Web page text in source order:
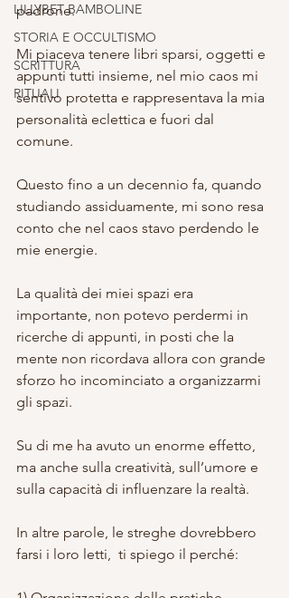
LILLYBET BAMBOLINE
STORIA E OCCULTISMO
SCRITTURA
RITUALI
padrone.
Mi piaceva tenere libri sparsi, oggetti e
appunti tutti insieme, nel mio caos mi
sentivo protetta e rappresentava la mia
personalità eclettica e fuori dal
comune.
Questo fino a un decennio fa, quando
studiando assiduamente, mi sono resa
conto che nel caos stavo perdendo le
mie energie.
La qualità dei miei spazi era
importante, non potevo perdermi in
ricerche di appunti, in posti che la
mente non ricordava allora con grande
sforzo ho incominciato a organizzarmi
gli spazi.
Su di me ha avuto un enorme effetto,
ma anche sulla creatività, sull’umore e
sulla capacità di influenzare la realtà.
In altre parole, le streghe dovrebbero
farsi i loro letti,  ti spiego il perché: